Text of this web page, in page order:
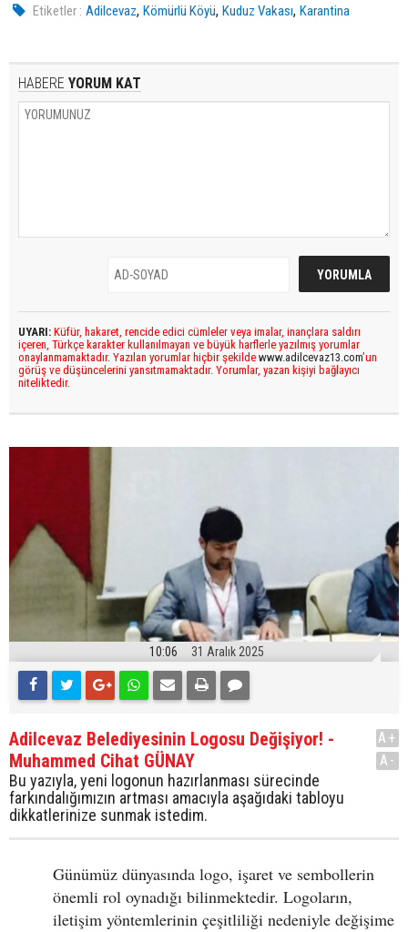
Etiketler : Adilcevaz,Kömürlü Köyü,Kuduz Vakası,Karantina
HABERE YORUM KAT
UYARI: Küfür, hakaret, rencide edici cümleler veya imalar, inançlara saldırı
içeren, Türkçe karakter kullanılmayan ve büyük harflerle yazılmış yorumlar
onaylanmamaktadır. Yazılan yorumlar hiçbir şekilde www.adilcevaz13.com’un
görüş ve düşüncelerini yansıtmamaktadır. Yorumlar, yazan kişiyi bağlayıcı
niteliktedir.
10:06 31 Aralık 2025
Adilcevaz Belediyesinin Logosu Değişiyor! -
Muhammed Cihat GÜNAY
Bu yazıyla, yeni logonun hazırlanması sürecinde
farkındalığımızın artması amacıyla aşağıdaki tabloyu
dikkatlerinize sunmak istedim.
A+
A-
Günümüz dünyasında logo, işaret ve sembollerin
önemli rol oynadığı bilinmektedir. Logoların,
iletişim yöntemlerinin çeşitliliği nedeniyle değişime